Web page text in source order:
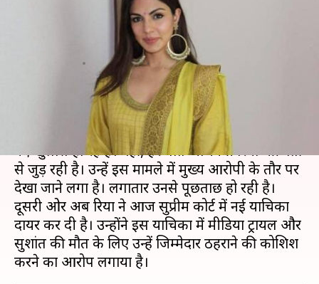
पहुंची सुप्रीम कोर्ट, मीडिया पर लगाया
दोषी ठहराने का आरोप
Aug 10, 2020 07:24 pm
बॉलीवुड अभिनेता सुशांत सिंह राजपूत मामले में हर दिन
नए खुलासे हो रहे हैं। वहीं, हर बात अभिनेत्री रिया चक्रवर्ती
से जुड़ रही है। उन्हें इस मामले में मुख्य आरोपी के तौर पर
देखा जाने लगा है। लगातार उनसे पूछताछ हो रही है।
दूसरी ओर अब रिया ने आज सुप्रीम कोर्ट में नई याचिका
दायर कर दी है। उन्होंने इस याचिका में मीडिया ट्रायल और
सुशांत की मौत के लिए उन्हें जिम्मेदार ठहराने की कोशिश